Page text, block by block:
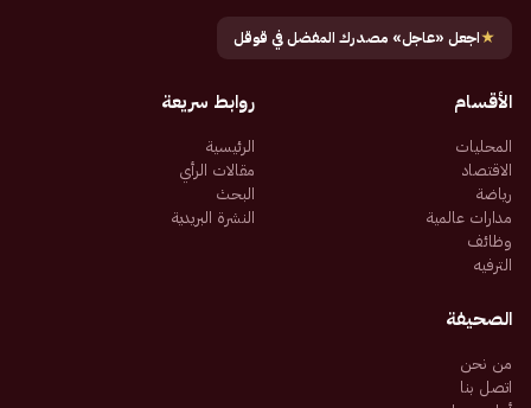
★اجعل «عاجل» مصدرك المفضل في قوقل
الأقسام
المحليات
الاقتصاد
رياضة
مدارات عالمية
وظائف
الترفيه
روابط سريعة
الرئيسية
مقالات الرأي
البحث
النشرة البريدية
الصحيفة
من نحن
اتصل بنا